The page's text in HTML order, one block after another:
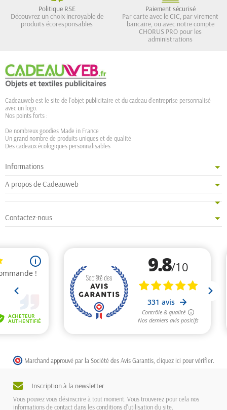
Politique RSE
Découvrez un choix incroyable de
produits écoresponsables
Paiement sécurisé
Par carte avec le CIC, par virement
bancaire, ou avec notre compte
CHORUS PRO pour les
administrations
Cadeauweb est le site de l'objet publicitaire et du cadeau d'entreprise personnalisé
avec un logo.
Nos points forts :
De nombreux goodies Made in France
Un grand nombre de produits uniques et de qualité
Des cadeaux écologiques personnalisables
Informations
A propos de Cadeauweb
Contactez-nous
Marchand approuvé par la Société des Avis Garantis, cliquez ici pour vérifier
Inscription à la newsletter
Vous pouvez vous désinscrire à tout moment. Vous trouverez pour cela nos
informations de contact dans les conditions d'utilisation du site.